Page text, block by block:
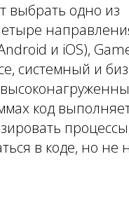
выбрать одно из
и iOS),
системный и
код
в коде, но не